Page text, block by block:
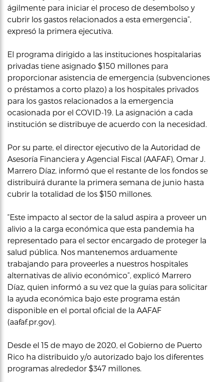
ágilmente para iniciar el proceso de desembolso y
cubrir los gastos relacionados a esta emergencia”,
expresó la primera ejecutiva.
El programa dirigido a las instituciones hospitalarias
privadas tiene asignado $150 millones para
proporcionar asistencia de emergencia (subvenciones
o préstamos a corto plazo) a los hospitales privados
para los gastos relacionados a la emergencia
ocasionada por el COVID-19. La asignación a cada
institución se distribuye de acuerdo con la necesidad.
Por su parte, el director ejecutivo de la Autoridad de
Asesoría Financiera y Agencial Fiscal (AAFAF), Omar J.
Marrero Díaz, informó que el restante de los fondos se
distribuirá durante la primera semana de junio hasta
cubrir la totalidad de los $150 millones.
“Este impacto al sector de la salud aspira a proveer un
alivio a la carga económica que esta pandemia ha
representado para el sector encargado de proteger la
salud pública. Nos mantenemos arduamente
trabajando para proveerles a nuestros hospitales
alternativas de alivio económico”, explicó Marrero
Díaz, quien informó a su vez que la guías para solicitar
la ayuda económica bajo este programa están
disponible en el portal oficial de la AAFAF
(aafaf.pr.gov).
Desde el 15 de mayo de 2020, el Gobierno de Puerto
Rico ha distribuido y/o autorizado bajo los diferentes
programas alrededor $347 millones.